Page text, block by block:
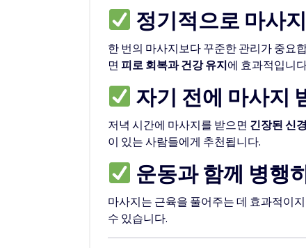
정기적으로 마사
한 번의 마사지보다 꾸준한 관리가 중요
면 피로 회복과 건강 유지에 효과적입니
자기 전에 마사지
저녁 시간에 마사지를 받으면 긴장된 신
이 있는 사람들에게 추천됩니다.
운동과 함께 병행
마사지는 근육을 풀어주는 데 효과적이
수 있습니다.